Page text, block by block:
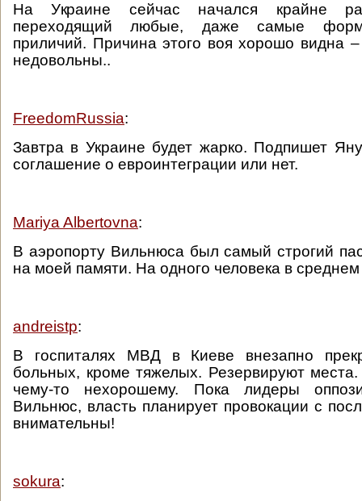
На Украине сейчас начался крайне
переходящий любые, даже самые
приличий. Причина этого воя хорошо видна
недовольны..
FreedomRussia:
Завтра в Украине будет жарко. Подпишет
соглашение о евроинтеграции или нет.
Mariya Albertovna:
В аэропорту Вильнюса был самый строгий
на моей памяти. На одного человека в
andreistp:
В госпиталях МВД в Киеве внезапно
больных, кроме тяжелых. Резервируют места.
чему-то нехорошему. Пока лидеры
Вильнюс, власть планирует провокации с
внимательны!
sokura: